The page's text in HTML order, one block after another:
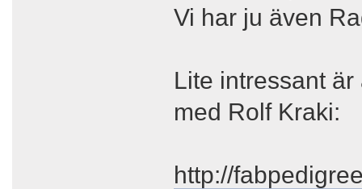
Vi har ju även
Lite intressant
med Rolf Kraki:
http://